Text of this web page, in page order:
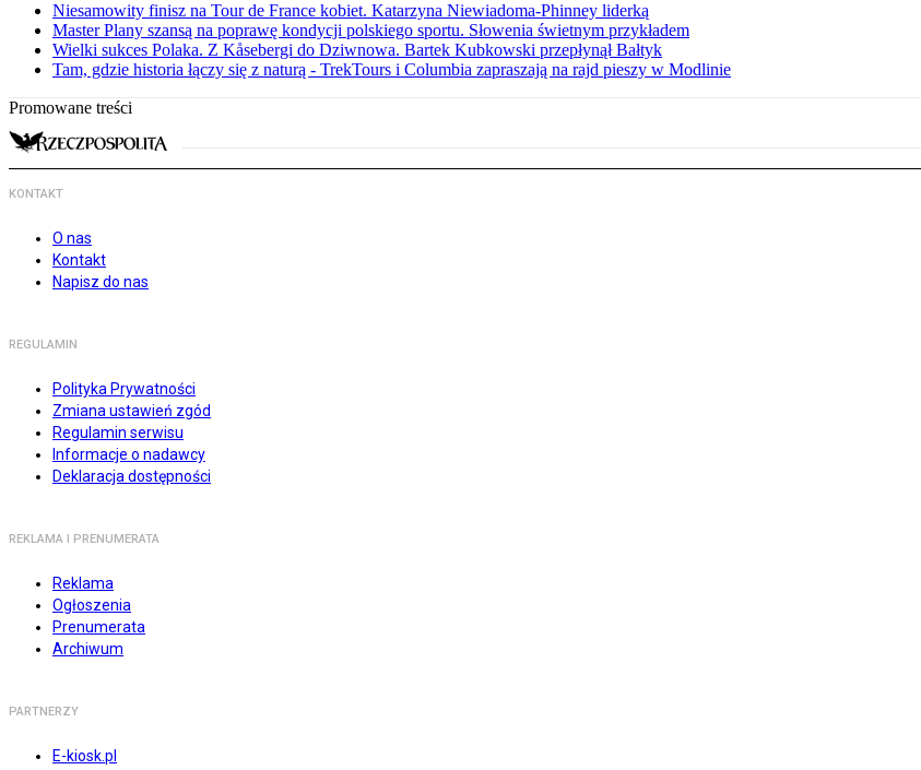
Niesamowity finisz na Tour de France kobiet. Katarzyna Niewiadoma-Phinney liderką
Master Plany szansą na poprawę kondycji polskiego sportu. Słowenia świetnym przykładem
Wielki sukces Polaka. Z Kåsebergi do Dziwnowa. Bartek Kubkowski przepłynął Bałtyk
Tam, gdzie historia łączy się z naturą - TrekTours i Columbia zapraszają na rajd pieszy w Modlinie
Promowane treści
KONTAKT
O nas
Kontakt
Napisz do nas
REGULAMIN
Polityka Prywatności
Zmiana ustawień zgód
Regulamin serwisu
Informacje o nadawcy
Deklaracja dostępności
REKLAMA I PRENUMERATA
Reklama
Ogłoszenia
Prenumerata
Archiwum
PARTNERZY
E-kiosk.pl